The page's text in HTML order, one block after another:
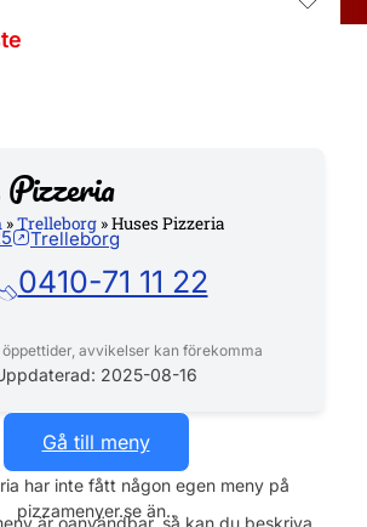
»Trelleborg »Huses Pizzeria
Trelleborg
0410-71 11 22
11:00 - 21:00
11:00 - 21:00
11:00 - 21:00
11:00 - 21:00
avvikelser kan förekomma
2025-08-16
Gå till meny
har inte fått någon egen meny på
pizzamenyer.se än..
är oanvändbar, så kan du beskriva